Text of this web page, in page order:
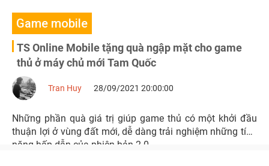
Game mobile
TS Online Mobile tặng quà ngập mặt cho game
thủ ở máy chủ mới Tam Quốc
Tran Huy 28/09/2021 20:00:00
Những phần quà giá trị giúp game thủ có một khởi đầu
thuận lợi ở vùng đất mới, dễ dàng trải nghiệm những tính
năng hấp dẫn của phiên bản 2.0.